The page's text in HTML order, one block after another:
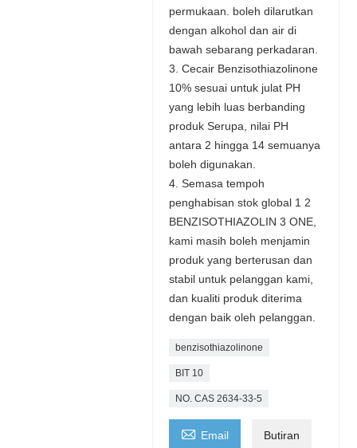
permukaan. boleh dilarutkan
dengan alkohol dan air di
bawah sebarang perkadaran.
3. Cecair Benzisothiazolinone
10% sesuai untuk julat PH
yang lebih luas berbanding
produk Serupa, nilai PH
antara 2 hingga 14 semuanya
boleh digunakan.
4. Semasa tempoh
penghabisan stok global 1 2
BENZISOTHIAZOLIN 3 ONE,
kami masih boleh menjamin
produk yang berterusan dan
stabil untuk pelanggan kami,
dan kualiti produk diterima
dengan baik oleh pelanggan.
benzisothiazolinone
BIT 10
NO. CAS 2634-33-5
 Email Butiran